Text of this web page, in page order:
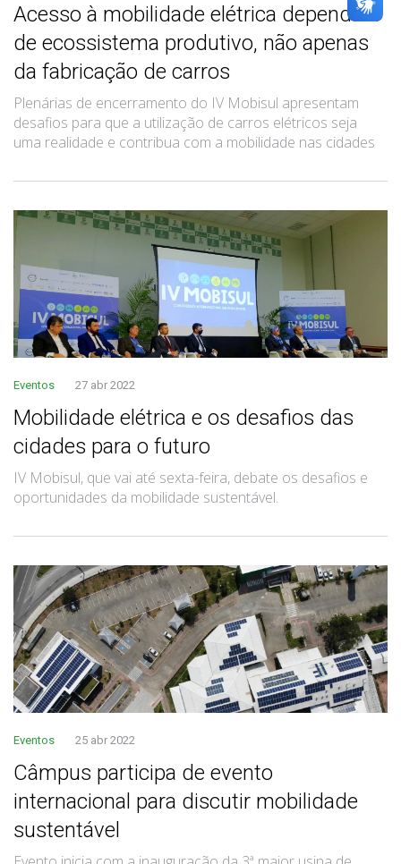
Acesso à mobilidade elétrica depende
de ecossistema produtivo, não apenas
da fabricação de carros
Plenárias de encerramento do IV Mobisul apresentam
desafios para que a utilização de carros elétricos seja
uma realidade e contribua com a mobilidade nas cidades
Eventos 27 abr 2022
Mobilidade elétrica e os desafios das
cidades para o futuro
IV Mobisul, que vai até sexta-feira, debate os desafios e
oportunidades da mobilidade sustentável.
Eventos 25 abr 2022
Câmpus participa de evento
internacional para discutir mobilidade
sustentável